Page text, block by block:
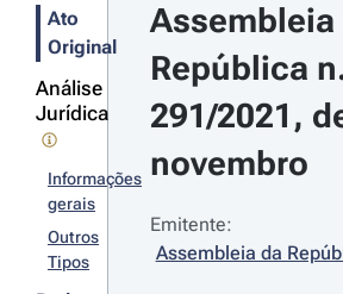
Ato
Original
Análise
Jurídica
Informações
gerais
Outros
Tipos
Assembleia
República
291/2021,
novembro
Emitente:
Assembleia da